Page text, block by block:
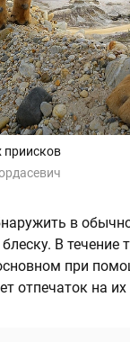
в
В
при
отпечаток на